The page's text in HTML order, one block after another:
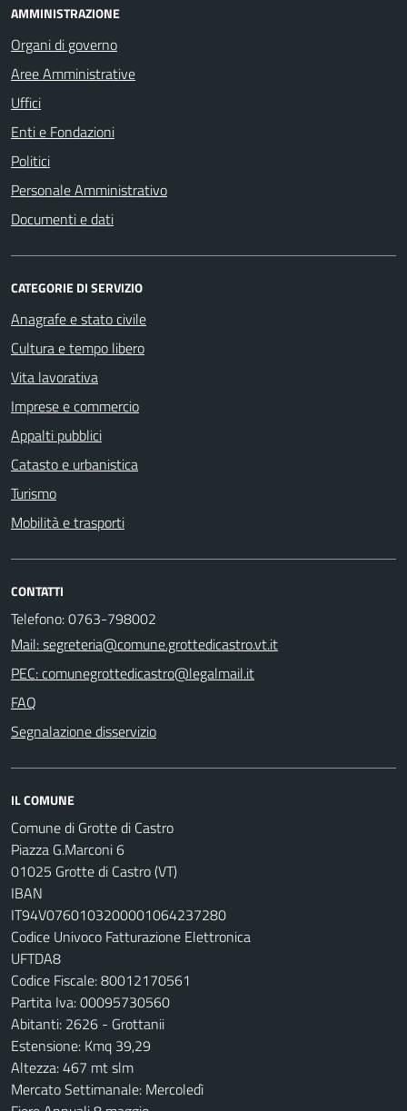
AMMINISTRAZIONE
Organi di governo
Aree Amministrative
Uffici
Enti e Fondazioni
Politici
Personale Amministrativo
Documenti e dati
CATEGORIE DI SERVIZIO
Anagrafe e stato civile
Cultura e tempo libero
Vita lavorativa
Imprese e commercio
Appalti pubblici
Catasto e urbanistica
Turismo
Mobilità e trasporti
CONTATTI
Telefono: 0763-798002
Mail: segreteria@comune.grottedicastro.vt.it
PEC: comunegrottedicastro@legalmail.it
FAQ
Segnalazione disservizio
IL COMUNE
Comune di Grotte di Castro
Piazza G.Marconi 6
01025 Grotte di Castro (VT)
IBAN
IT94V0760103200001064237280
Codice Univoco Fatturazione Elettronica
UFTDA8
Codice Fiscale: 80012170561
Partita Iva: 00095730560
Abitanti: 2626 - Grottanii
Estensione: Kmq 39,29
Altezza: 467 mt slm
Mercato Settimanale: Mercoledì